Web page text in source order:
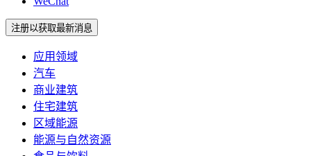
注册以获取最新消息
应用领域
汽车
商业建筑
住宅建筑
区域能源
能源与自然资源